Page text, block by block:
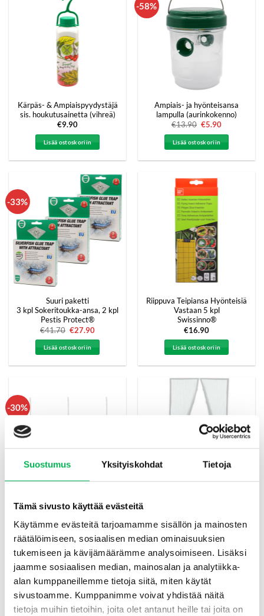
Suostumus Yksityiskohdat Tietoja
Tämä sivusto käyttää evästeitä
Käytämme evästeitä tarjoamamme sisällön ja mainosten
räätälöimiseen, sosiaalisen median ominaisuuksien
tukemiseen ja kävijämäärämme analysoimiseen. Lisäksi
jaamme sosiaalisen median, mainosalan ja analytiikka-
alan kumppaneillemme tietoja siitä, miten käytät
sivustoamme. Kumppanimme voivat yhdistää näitä
tietoja muihin tietoihin, joita olet antanut heille tai joita on
Kärpäs- & Ampiaispyydystäjä
sis. houkutusainetta (vihreä)
€9.90
Lisää ostoskoriin
-58%
Ampiais- ja hyönteisansa
lampulla (aurinkokenno)
€13.90 Alkuperäinen
oli:
€13.90.
€5.90Nykyinen
on:
Lisää ostoskoriin
-33%
Suuri paketti
3 kpl Sokeritoukka-ansa, 2 kpl
Pestis Protect®
€41.70 Alkuperäinen
oli:
€41.70.
€27.90Nykyinen
Lisää ostoskoriin
Riippuva Teipiansa Hyönteisiä
Vastaan 5 kpl
Swissinno®
€16.90
Lisää ostoskoriin
-30%
Hyönteisansa Pallo 3-pakkaus
€12.90 Alkuperäinen
hinta
oli:
€12.90.
€9Nykyinen
hinta
on:
€9.
Lisää ostoskoriin
valkoinen, 100×210 cm
€19.90
Lisää ostoskoriin